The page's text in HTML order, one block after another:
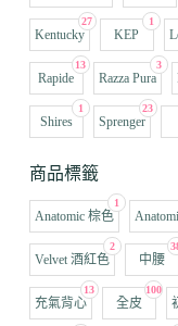
27
Kentucky
1
KEP
13
Rapide
3
Razza Pura
1
Shires
23
Sprenger
商品標籤
1
Anatomic 棕色
2
Velvet 酒紅色 中腰
13
充氣背心
100
全皮